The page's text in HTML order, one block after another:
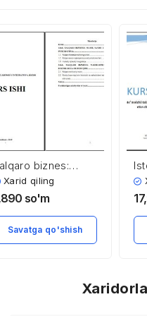
biznes:
iqtisodiy
bozor
Xarid qiling
so'm
Savatga qo'shish